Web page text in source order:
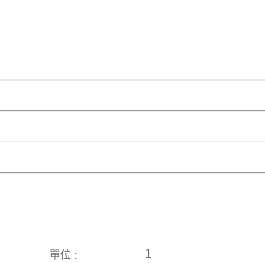
單位 :
1